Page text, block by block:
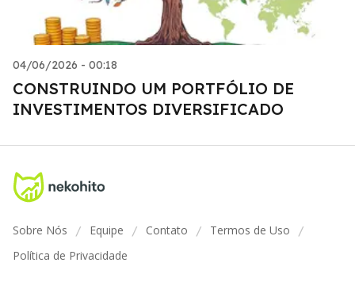
04/06/2026 - 00:18
CONSTRUINDO UM PORTFÓLIO DE
INVESTIMENTOS DIVERSIFICADO
Sobre Nós / Equipe / Contato / Termos de Uso /
Política de Privacidade